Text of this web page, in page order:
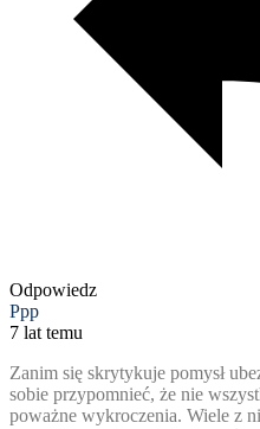
Odpowiedz
Ppp
7 lat temu
Zanim się skrytykuje pomysł
sobie przypomnieć, że nie
poważne wykroczenia. Wiele z